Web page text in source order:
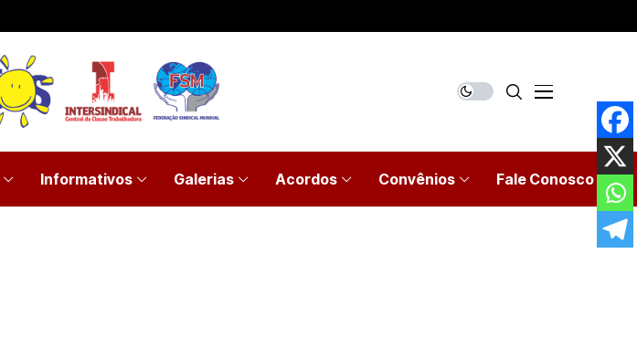
Informativos Galerias Acordos Convênios Fale Conosco